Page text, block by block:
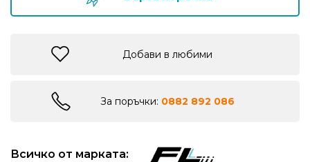
Къмпинг
Добави в любими
За поръчки: 0882 892 086
Всичко от марката: